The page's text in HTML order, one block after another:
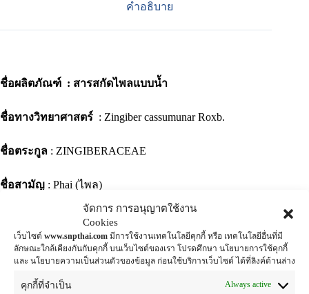
จัดการ การอนุญาตใช้งาน
Cookies
เว็บไซต์ www.snpthai.com มีการใช้งานเทคโนโลยีคุกกี้ หรือ เทคโนโลยีอื่นที่มี
ลักษณะใกล้เคียงกันกับคุกกี้ บนเว็บไซต์ของเรา โปรดศึกษา นโยบายการใช้คุกกี้
และ นโยบายความเป็นส่วนตัวของข้อมูล ก่อนใช้บริการเว็บไซต์ ได้ที่ลิงค์ด้านล่าง
คุกกี้ที่จำเป็น Always active
คำอธิบาย
ชื่อผลิตภัณฑ์ : สารสกัดไพลแบบน้ำ
ชื่อทางวิทยาศาสตร์ : Zingiber cassumunar Roxb.
ชื่อตระกูล : ZINGIBERACEAE
ชื่อสามัญ : Phai (ไพล)
ไพลเป็นพืชชนิดหนึ่งในวงศ์ขิง ชื่อวิทยาศาสตร์:Zingiber
ป็นพืชลงหัว มีเหง้าใหญ่ เนื้อในสีเหลือง มีกลิ่นหอมใบ
เรียวยาวปลายแหลมดอกออกรวมกันเป็นช่ออยู่บนก้านช่อดอก